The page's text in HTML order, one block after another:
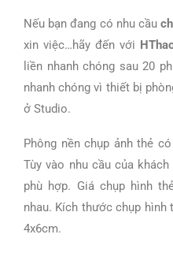
Nếu bạn đang có nhu cầu
xin việc…hãy đến với
liền nhanh chóng sau 20
nhanh chóng vì thiết bị
ở Studio.
Phông nền chụp ảnh thẻ
Tùy vào nhu cầu của
phù hợp. Giá chụp hình
nhau. Kích thước chụp hình
4x6cm.